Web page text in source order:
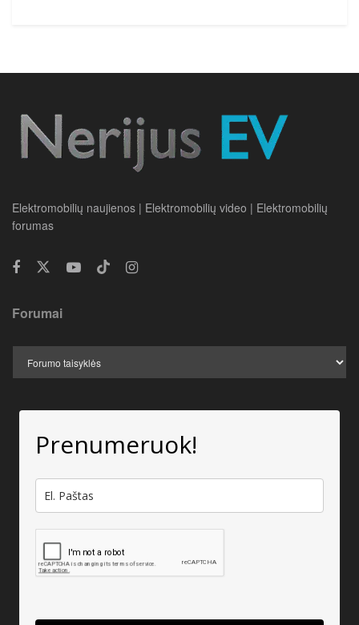
Elektromobilių naujienos | Elektromobilių video | Elektromobilių
forumas
Forumai
Prenumeruok!